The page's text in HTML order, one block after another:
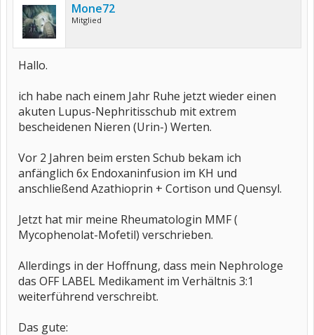
Mone72
Mitglied
Hallo.
ich habe nach einem Jahr Ruhe jetzt wieder einen
akuten Lupus-Nephritisschub mit extrem
bescheidenen Nieren (Urin-) Werten.
Vor 2 Jahren beim ersten Schub bekam ich
anfänglich 6x Endoxaninfusion im KH und
anschließend Azathioprin + Cortison und Quensyl.
Jetzt hat mir meine Rheumatologin MMF (
Mycophenolat-Mofetil) verschrieben.
Allerdings in der Hoffnung, dass mein Nephrologe
das OFF LABEL Medikament im Verhältnis 3:1
weiterführend verschreibt.
Das gute: